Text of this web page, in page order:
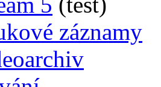
záznamy